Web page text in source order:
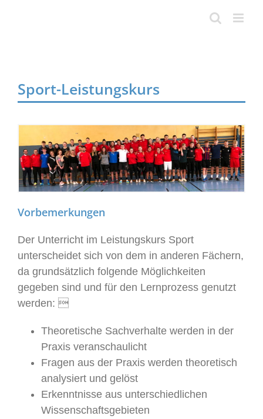
Sport-Leistungskurs
Vorbemerkungen
Der Unterricht im Leistungskurs Sport
unterscheidet sich von dem in anderen Fächern,
da grundsätzlich folgende Möglichkeiten
gegeben sind und für den Lernprozess genutzt
werden: 
Theoretische Sachverhalte werden in der
Praxis veranschaulicht
Fragen aus der Praxis werden theoretisch
analysiert und gelöst
Erkenntnisse aus unterschiedlichen
Wissenschaftsgebieten